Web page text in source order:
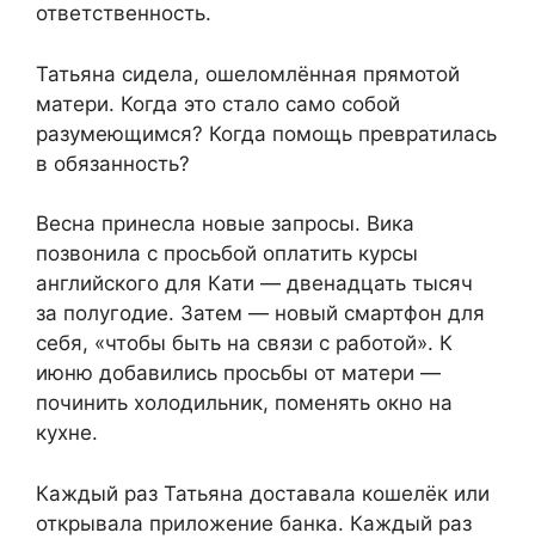
ответственность.
Татьяна сидела, ошеломлённая прямотой
матери. Когда это стало само собой
разумеющимся? Когда помощь превратилась
в обязанность?
Весна принесла новые запросы. Вика
позвонила с просьбой оплатить курсы
английского для Кати — двенадцать тысяч
за полугодие. Затем — новый смартфон для
себя, «чтобы быть на связи с работой». К
июню добавились просьбы от матери —
починить холодильник, поменять окно на
кухне.
Каждый раз Татьяна доставала кошелёк или
открывала приложение банка. Каждый раз